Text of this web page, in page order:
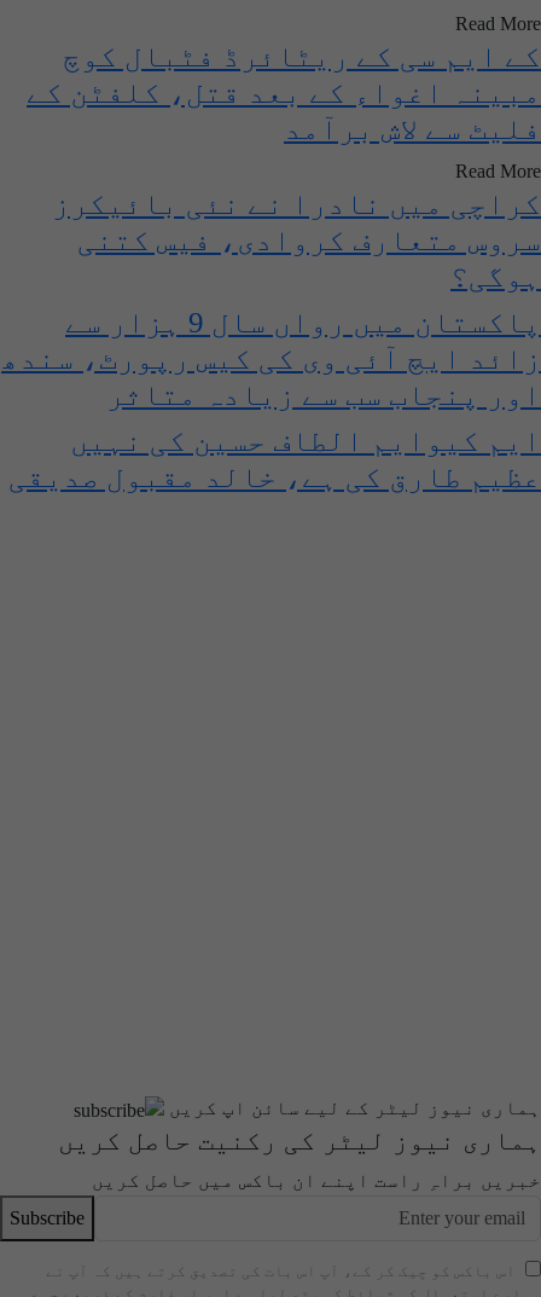
Read More
کے ایم سی کے ریٹائرڈ فٹبال کوچ
مبینہ اغواء کے بعد قتل، کلفٹن کے
فلیٹ سے لاش برآمد
Read More
کراچی میں نادرا نے نئی بائیکرز
سروس متعارف کروادی، فیس کتنی
ہوگی؟
پاکستان میں رواں سال 9 ہزار سے
زائد ایچ آئی وی کی کیس رپورٹ، سندھ
اور پنجاب سب سے زیادہ متاثر
ایم کیوایم الطاف حسین کی نہیں
عظیم طارق کی ہے، خالد مقبول صدیقی
ہماری نیوز لیٹر کے لیے سائن اپ کریں
ہماری نیوز لیٹر کی رکنیت حاصل کریں
خبریں براہِ راست اپنے ان باکس میں حاصل کریں
Subscribe
اس باکس کو چیک کر کے، آپ اس بات کی تصدیق کرتے ہیں کہ آپ نے